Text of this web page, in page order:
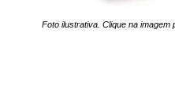
Foto ilustrativa. Clique na imagem